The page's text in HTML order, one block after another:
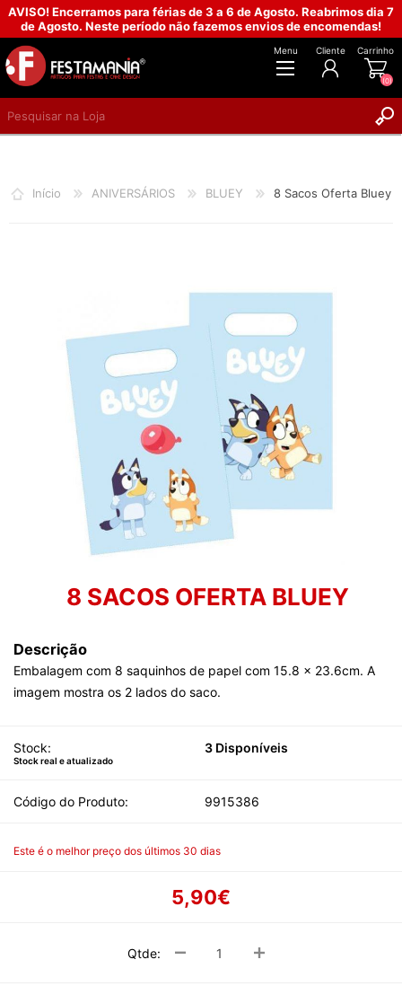
AVISO! Encerramos para férias de 3 a 6 de Agosto. Reabrimos dia 7
de Agosto. Neste período não fazemos envios de encomendas!
Menu Cliente Carrinho
(0)
Início ANIVERSÁRIOS BLUEY 8 Sacos Oferta Bluey
8 SACOS OFERTA BLUEY
Descrição
Embalagem com 8 saquinhos de papel com 15.8 x 23.6cm. A
imagem mostra os 2 lados do saco.
Stock: 3 Disponíveis
Stock real e atualizado
Código do Produto: 9915386
Este é o melhor preço dos últimos 30 dias
5,90€
Qtde: